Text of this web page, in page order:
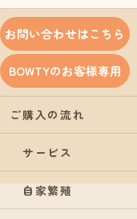
お問い合わせはこちら
BOWTYのお客様専用
ご購入の流れ
サービス
自家繁殖